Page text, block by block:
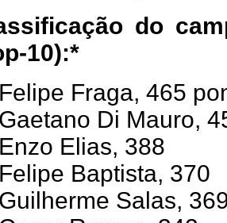
do
10):*
Fraga, 465
Di Mauro,
Elias, 388
Baptista, 370
Salas,